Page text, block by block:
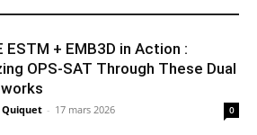
ESTM + EMB3D in Action :
OPS-SAT Through These Dual
Quiquet - 17 mars 2026 0